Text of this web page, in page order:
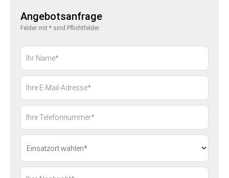
Angebotsanfrage
Felder mit * sind Pflichtfelder.